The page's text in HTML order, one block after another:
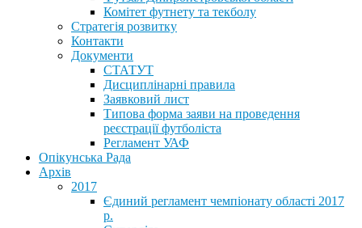
Комітет футнету та текболу
Стратегія розвитку
Контакти
Документи
СТАТУТ
Дисциплінарні правила
Заявковий лист
Типова форма заяви на проведення
реєстрації футболіста
Регламент УАФ
Опікунська Рада
Архів
2017
Єдиний регламент чемпіонату області 2017
р.